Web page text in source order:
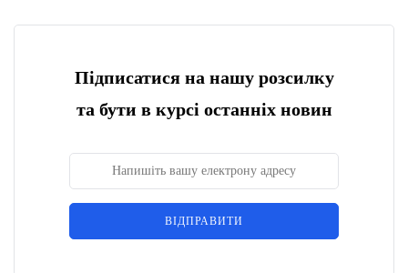
Підписатися на нашу розсилку
та бути в курсі останніх новин
ВІДПРАВИТИ